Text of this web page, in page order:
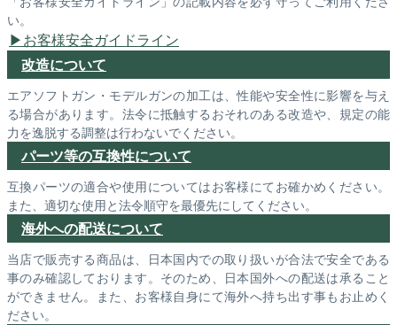
い。
お客様安全ガイドライン
改造について
エアソフトガン・モデルガンの加工は、性能や安全性に影響を与え
る場合があります。法令に抵触するおそれのある改造や、規定の能
力を逸脱する調整は行わないでください。
パーツ等の互換性について
互換パーツの適合や使用についてはお客様にてお確かめください。
また、適切な使用と法令順守を最優先にしてください。
海外への配送について
当店で販売する商品は、日本国内での取り扱いが合法で安全である
事のみ確認しております。そのため、日本国外への配送は承ること
ができません。また、お客様自身にて海外へ持ち出す事もお止めく
ださい。